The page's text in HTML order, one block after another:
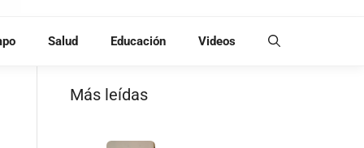
Salud Educación Videos
Más leídas